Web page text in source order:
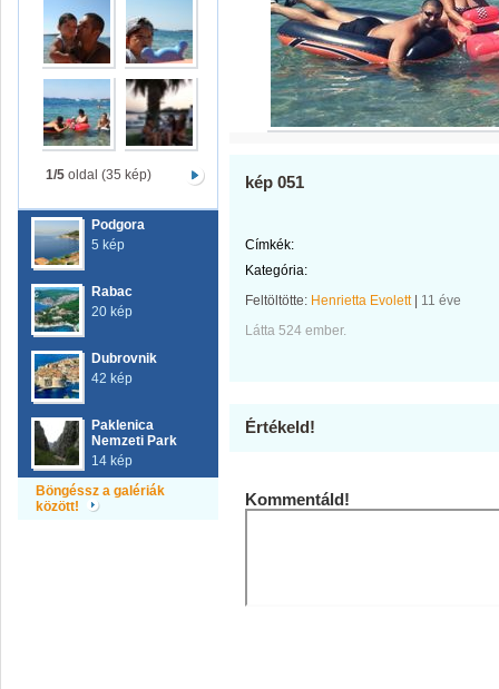
1/5oldal (35 kép)
Podgora
5 kép
Rabac
20 kép
Dubrovnik
42 kép
Paklenica
Nemzeti Park
14 kép
Böngéssz a galériák
között!
kép 051
Címkék:
Kategória:
Feltöltötte: Henrietta Evolett| 11 éve
Látta 524 ember.
Értékeld!
Kommentáld!